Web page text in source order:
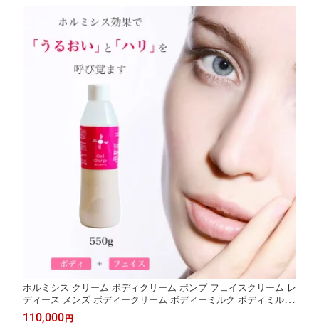
ホルミシス クリーム ボディクリーム ポンプ フェイスクリーム レ
ディース メンズ ボディークリーム ボディーミルク ボディミルク
全部 スキンクリーム スキンミルク 玉川温泉 三朝温泉 ラドン温泉
鉱石 温活グッズ バドガシュタイン鉱石
110,000円